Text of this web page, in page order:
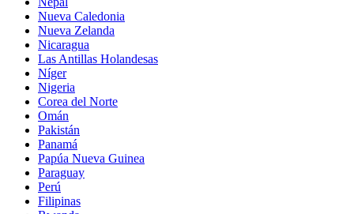
Nueva Caledonia
Nueva Zelanda
Nicaragua
Las Antillas Holandesas
Níger
Nigeria
Corea del Norte
Omán
Pakistán
Panamá
Papúa Nueva Guinea
Paraguay
Perú
Filipinas